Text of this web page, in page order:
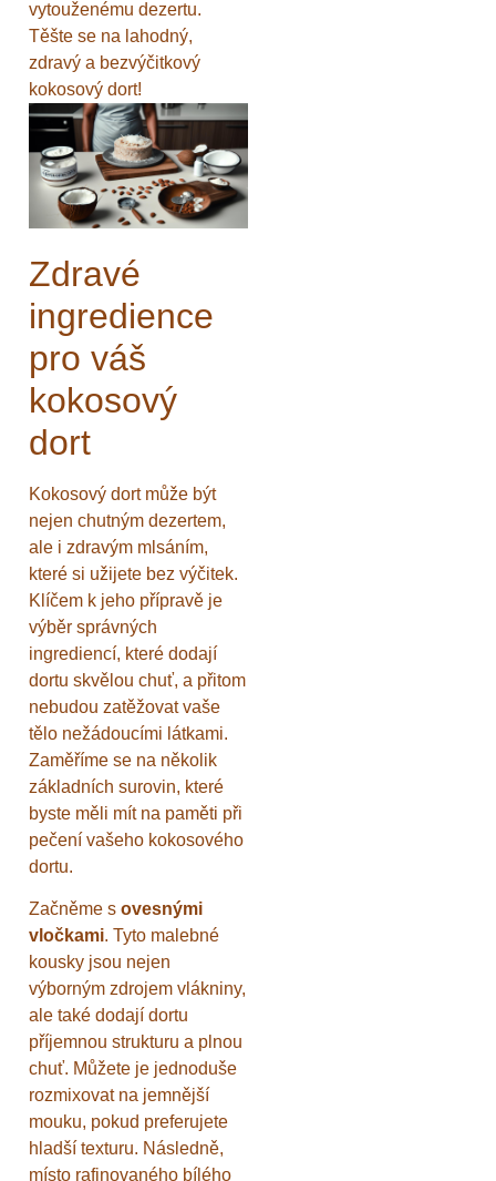
vytouženému dezertu.
Těšte se na lahodný,
zdravý a bezvýčitkový
kokosový dort!
Zdravé
ingredience
pro váš
kokosový
dort
Kokosový dort může být
nejen chutným dezertem,
ale i zdravým mlsáním,
které si užijete bez výčitek.
Klíčem k jeho přípravě je
výběr správných
ingrediencí, které dodají
dortu skvělou chuť, a přitom
nebudou zatěžovat vaše
tělo nežádoucími látkami.
Zaměříme se na několik
základních surovin, které
byste měli mít na paměti při
pečení vašeho kokosového
dortu.
Začněme s ovesnými
vločkami. Tyto malebné
kousky jsou nejen
výborným zdrojem vlákniny,
ale také dodají dortu
příjemnou strukturu a plnou
chuť. Můžete je jednoduše
rozmixovat na jemnější
mouku, pokud preferujete
hladší texturu. Následně,
místo rafinovaného bílého